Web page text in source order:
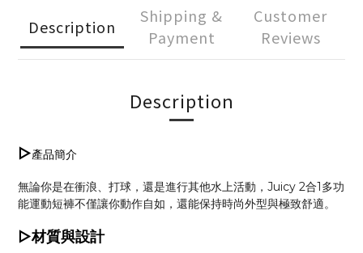
Description
Shipping &
Payment
Customer
Reviews
Description
▷產品簡介
無論你是在衝浪、打球，還是進行其他水上活動，Juicy 2合1多功
能運動短褲不僅讓你動作自如，還能保持時尚外型與極致舒適。
▷材質與設計